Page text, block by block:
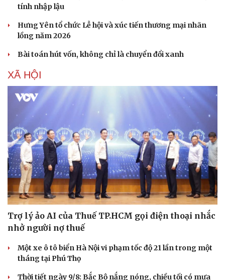
tính nhập lậu
Hưng Yên tổ chức Lễ hội và xúc tiến thương mại nhãn
lồng năm 2026
Bài toán hút vốn, không chỉ là chuyển đổi xanh
XÃ HỘI
Trợ lý ảo AI của Thuế TP.HCM gọi điện thoại nhắc
nhở người nợ thuế
Một xe ô tô biển Hà Nội vi phạm tốc độ 21 lần trong một
tháng tại Phú Thọ
Thời tiết ngày 9/8: Bắc Bộ nắng nóng, chiều tối có mưa